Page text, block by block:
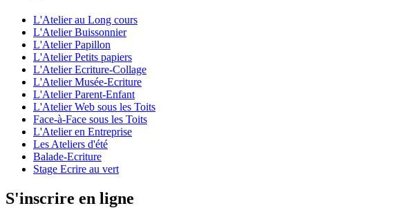
L'Atelier au Long cours
L'Atelier Buissonnier
L'Atelier Papillon
L'Atelier Petits papiers
L'Atelier Ecriture-Collage
L'Atelier Musée-Ecriture
L'Atelier Parent-Enfant
L'Atelier Web sous les Toits
Face-à-Face sous les Toits
L'Atelier en Entreprise
Les Ateliers d'été
Balade-Ecriture
Stage Ecrire au vert
S'inscrire en ligne